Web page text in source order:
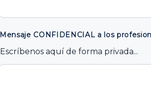
Mensaje CONFIDENCIAL a los
Escríbenos aquí de forma privada...